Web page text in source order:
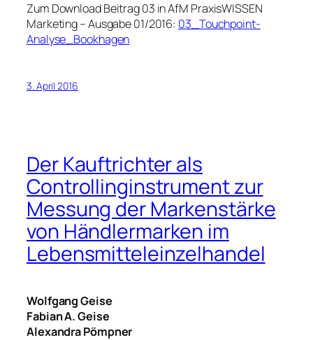
Zum Download Beitrag 03 inAfM PraxisWISSEN
Marketing – Ausgabe 01/2016: 03_Touchpoint-
Analyse_Bookhagen
3. April 2016
Der Kauftrichter als
Controllinginstrument zur
Messung der Markenstärke
von Händlermarken im
Lebensmitteleinzelhandel
Wolfgang Geise
Fabian A. Geise
Alexandra Pömpner